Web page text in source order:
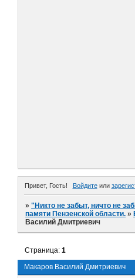
Привет, Гость! Войдитеили
»"Никто не забыт, ничто не
памяти Пензенской области. »
Василий Дмитриевич
Макаров Василий Дмитриевич
Страница:1